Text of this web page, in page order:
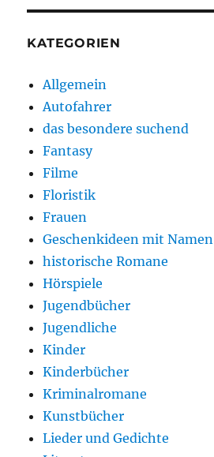
KATEGORIEN
Allgemein
Autofahrer
das besondere suchend
Fantasy
Filme
Floristik
Frauen
Geschenkideen mit Namen
historische Romane
Hörspiele
Jugendbücher
Jugendliche
Kinder
Kinderbücher
Kriminalromane
Kunstbücher
Lieder und Gedichte